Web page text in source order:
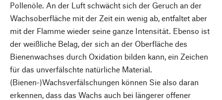
Pollenöle. An der Luft schwächt sich der Geruch an der
Wachsoberfläche mit der Zeit ein wenig ab, entfaltet aber
mit der Flamme wieder seine ganze Intensität. Ebenso ist
der weißliche Belag, der sich an der Oberfläche des
Bienenwachses durch Oxidation bilden kann, ein Zeichen
für das unverfälschte natürliche Material.
(Bienen-)Wachsverfälschungen können Sie also daran
erkennen, dass das Wachs auch bei längerer offener